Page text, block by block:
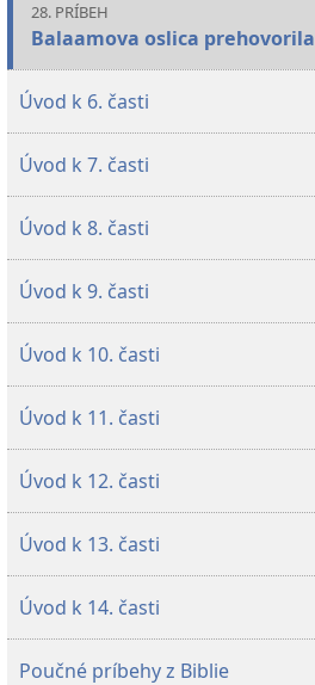
28. PRÍBEH
Balaamova oslica prehovorila
Úvod k 6. časti
Úvod k 7. časti
Úvod k 8. časti
Úvod k 9. časti
Úvod k 10. časti
Úvod k 11. časti
Úvod k 12. časti
Úvod k 13. časti
Úvod k 14. časti
Poučné príbehy z Biblie